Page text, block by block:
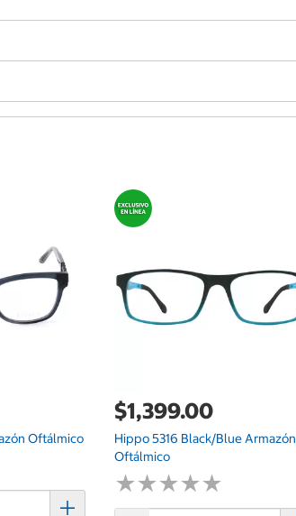
Oftálmico
$1,399.00
Hippo 5316 Black/Blue Armazón
Oftálmico
★★★★★
★★★★★